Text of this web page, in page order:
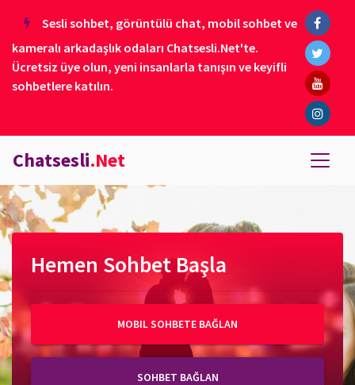
Sesli sohbet, görüntülü chat, mobil sohbet ve
kameralı arkadaşlık odaları Chatsesli.Net'te.
Ücretsiz üye olun, yeni insanlarla tanışın ve keyifli
sohbetlere katılın.
Chatsesli.Net
Hemen Sohbet Başla
MOBIL SOHBETE BAĞLAN
SOHBET BAĞLAN